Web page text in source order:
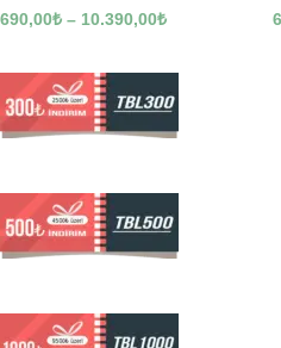
690,00₺ – 10.390,00₺